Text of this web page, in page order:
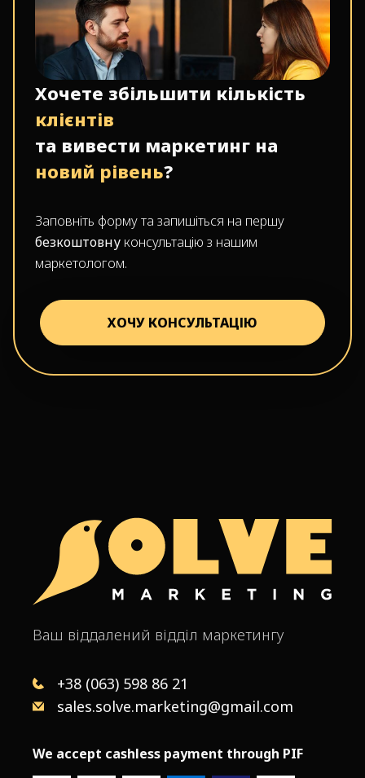
Хочете збільшити кількість
клієнтів
та вивести маркетинг на
новий рівень?
Заповніть форму та запишіться на першу
безкоштовну консультацію з нашим
маркетологом.
ХОЧУ КОНСУЛЬТАЦІЮ
Ваш віддалений відділ маркетингу
+38 (063) 598 86 21
sales.solve.marketing@gmail.com
We accept cashless payment through PIF